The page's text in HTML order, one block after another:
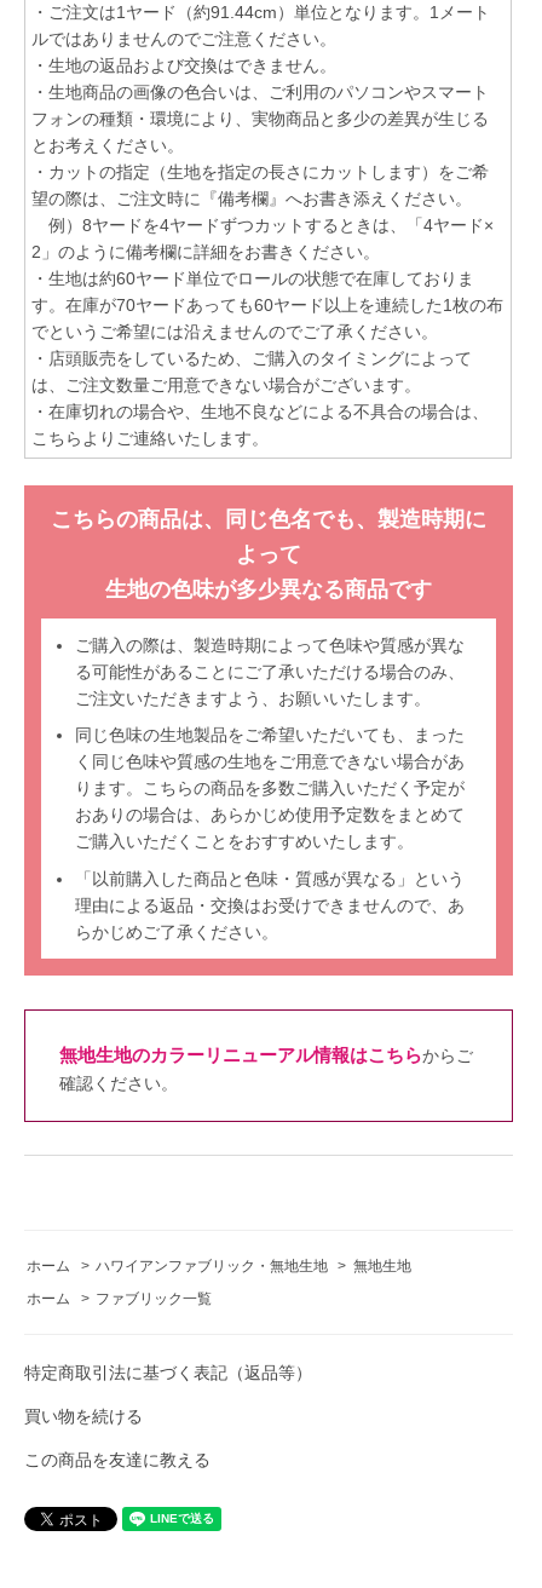
・ご注文は1ヤード（約91.44cm）単位となります。1メート
ルではありませんのでご注意ください。
・生地の返品および交換はできません。
・生地商品の画像の色合いは、ご利用のパソコンやスマート
フォンの種類・環境により、実物商品と多少の差異が生じる
とお考えください。
・カットの指定（生地を指定の長さにカットします）をご希
望の際は、ご注文時に『備考欄』へお書き添えください。
例）8ヤードを4ヤードずつカットするときは、「4ヤード×
2」のように備考欄に詳細をお書きください。
・生地は約60ヤード単位でロールの状態で在庫しておりま
す。在庫が70ヤードあっても60ヤード以上を連続した1枚の布
でというご希望には沿えませんのでご了承ください。
・店頭販売をしているため、ご購入のタイミングによって
は、ご注文数量ご用意できない場合がございます。
・在庫切れの場合や、生地不良などによる不具合の場合は、
こちらよりご連絡いたします。
こちらの商品は、同じ色名でも、製造時期に
よって
生地の色味が多少異なる商品です
ご購入の際は、製造時期によって色味や質感が異な
る可能性があることにご了承いただける場合のみ、
ご注文いただきますよう、お願いいたします。
同じ色味の生地製品をご希望いただいても、まった
く同じ色味や質感の生地をご用意できない場合があ
ります。こちらの商品を多数ご購入いただく予定が
おありの場合は、あらかじめ使用予定数をまとめて
ご購入いただくことをおすすめいたします。
「以前購入した商品と色味・質感が異なる」という
理由による返品・交換はお受けできませんので、あ
らかじめご了承ください。
無地生地のカラーリニューアル情報はこちらからご
確認ください。
ホーム > ハワイアンファブリック・無地生地 > 無地生地
ホーム
> ファブリック一覧
特定商取引法に基づく表記（返品等）
買い物を続ける
この商品を友達に教える